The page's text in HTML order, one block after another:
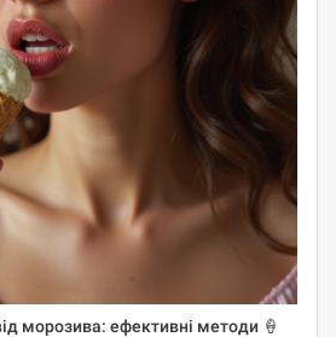
морозива: ефективні методи 🍦